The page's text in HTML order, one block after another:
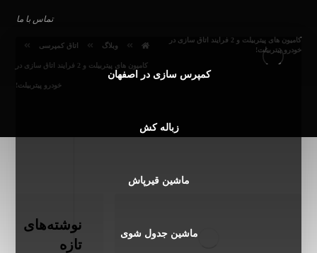
تماس با ما
کمپرس سازی در اصفهان
زباله کش
ماشین قیرپاش
ماشین جدول شوی
کامیون‌ های پیتربیلت و 2 فرایند اتاق سازی در
خودرو پیتربیلت!
وبلاگ اتاق کمپرسی
کامیون‌ های پیتربیلت و 2 فرایند اتاق سازی در
خودرو پیتربیلت!
نوشته‌های
تازه